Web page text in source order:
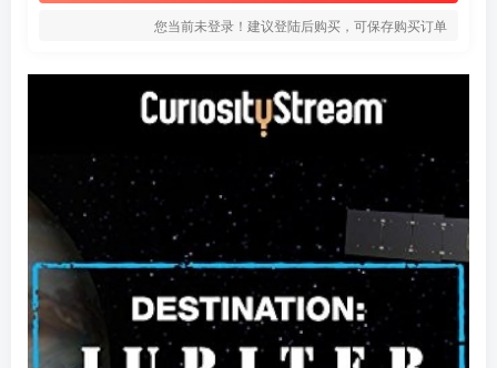
您当前未登录！建议登陆后购买，可保存购买订单